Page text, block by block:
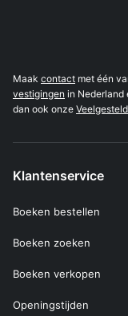
Maak contact met één
vestigingen in Nederland
dan ook onze
Klantenservice
Boeken bestellen
Boeken zoeken
Boeken verkopen
Openingstijden